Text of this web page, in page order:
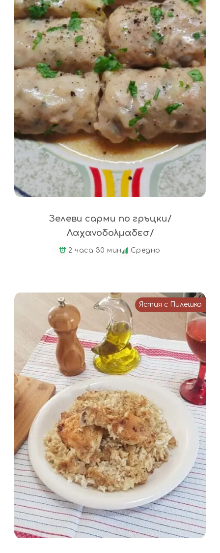
Зелеви сарми по гръцки/
Λαχανοδολμαδεσ/
2 часа 30 мин Средно
Ястия с Пилешко